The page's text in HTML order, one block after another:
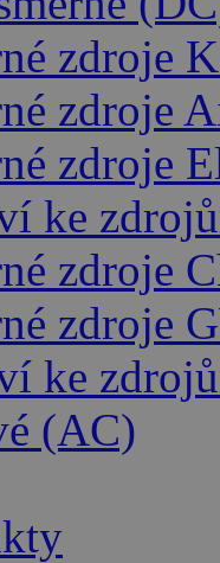
zdroje
zdroje
zdroje
ke
zdroje
zdroje
ke
(AC)